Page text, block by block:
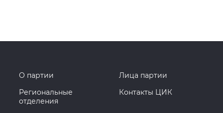
О партии
Лица партии
Региональные
отделения
Контакты ЦИК